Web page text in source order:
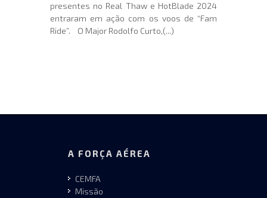
presentes no Real Thaw e HotBlade 2024
entraram em ação com os voos de “Fam
Ride”. O Major Rodolfo Curto,(...)
A FORÇA AÉREA
CEMFA
Missão